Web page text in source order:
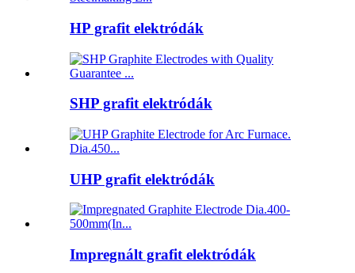
HP grafit elektródák
SHP grafit elektródák
UHP grafit elektródák
Impregnált grafit elektródák